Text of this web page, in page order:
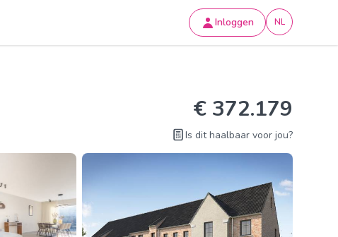
Inloggen NL
€ 372.179
Is dit haalbaar voor jou?